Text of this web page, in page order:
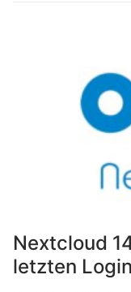
Nextcloud
letzten